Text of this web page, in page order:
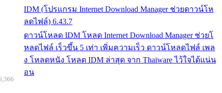
IDM (โปรแกรม Internet Download Manager ช่วยดาวน์โห
ลดไฟล์) 6.43.7
ดาวน์โหลด IDM โหลด Internet Download Manager ช่วยโ
หลดไฟล์ เร็วขึ้น 5 เท่า เพิ่มความเร็ว ดาวน์โหลดไฟล์ เพล
ง โหลดหนัง โหลด IDM ล่าสุด จาก Thaiware ไว้ใจได้แน่น
อน